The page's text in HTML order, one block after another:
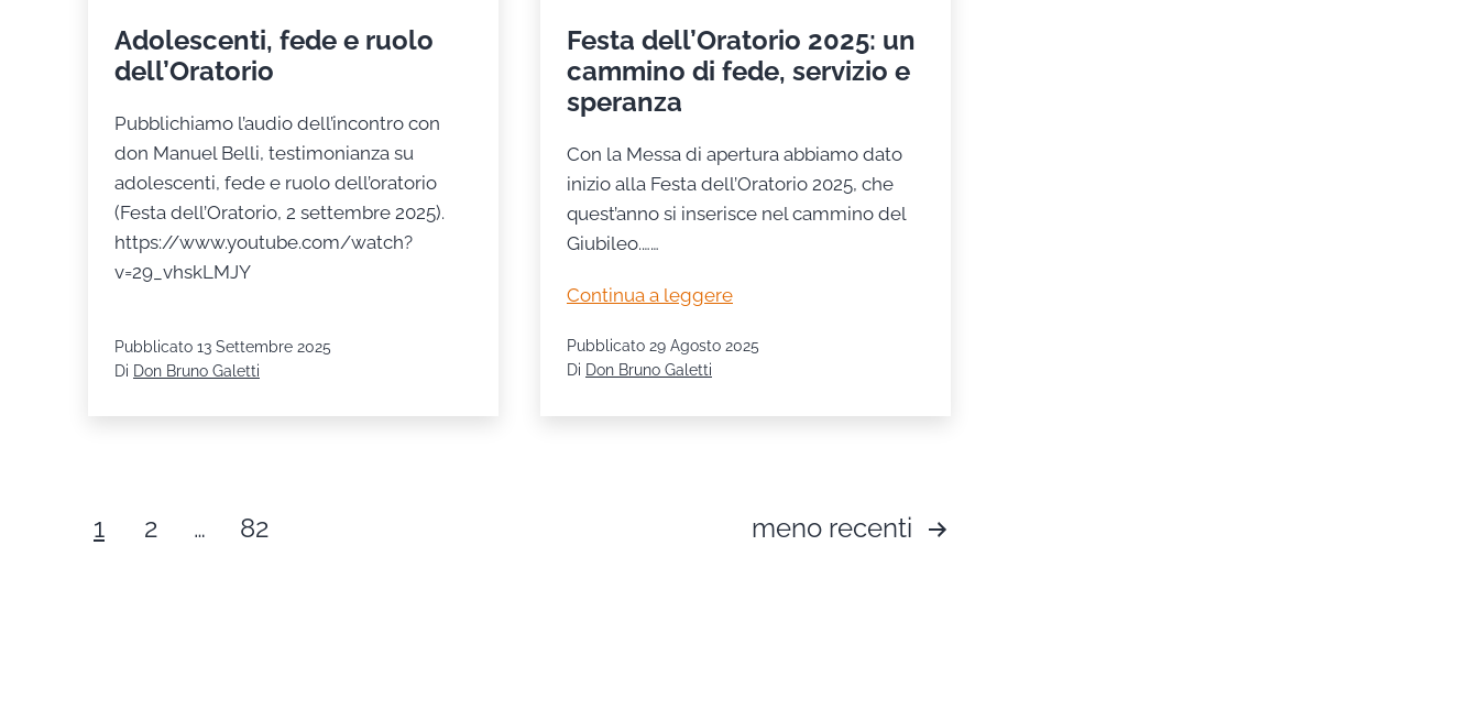
Adolescenti, fede e ruolo
dell’Oratorio
Pubblichiamo l’audio dell’incontro con
don Manuel Belli, testimonianza su
adolescenti, fede e ruolo dell’oratorio
(Festa dell’Oratorio, 2 settembre 2025).
https://www.youtube.com/watch?
v=29_vhskLMJY
Pubblicato 13 Settembre 2025
Di Don Bruno Galetti
Festa dell’Oratorio 2025: un
cammino di fede, servizio e
speranza
Con la Messa di apertura abbiamo dato
inizio alla Festa dell’Oratorio 2025, che
quest’anno si inserisce nel cammino del
Giubileo.……
Continua a leggereFesta
2025:
cammino
Pubblicato 29 Agosto 2025
Di Don Bruno Galetti
Paginazione
1 2 … 82 meno recenti